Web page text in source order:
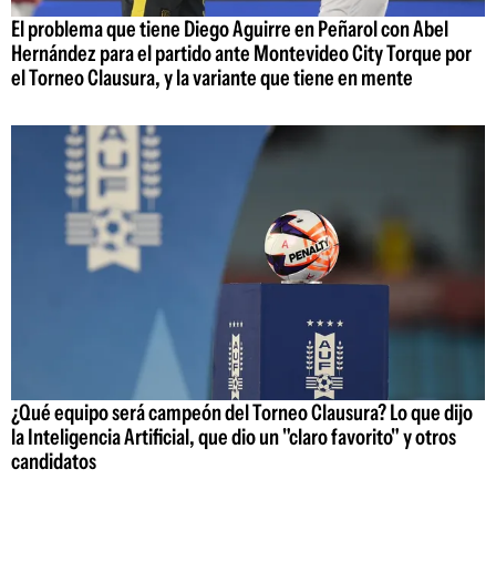
El problema que tiene Diego Aguirre en Peñarol con Abel
Hernández para el partido ante Montevideo City Torque por
el Torneo Clausura, y la variante que tiene en mente
¿Qué equipo será campeón del Torneo Clausura? Lo que dijo
la Inteligencia Artificial, que dio un "claro favorito" y otros
candidatos